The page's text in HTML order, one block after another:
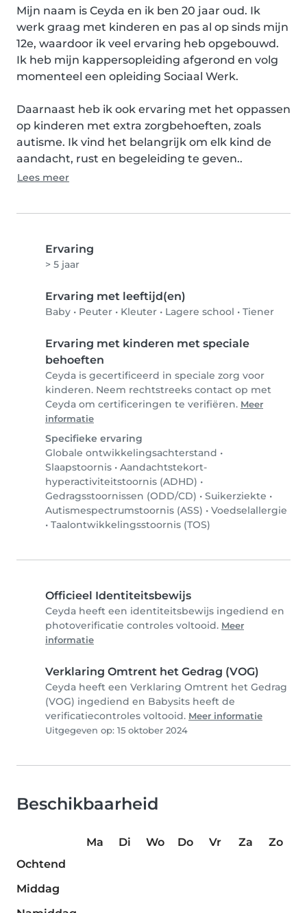
Mijn naam is Ceyda en ik ben 20 jaar oud. Ik
werk graag met kinderen en pas al op sinds mijn
12e, waardoor ik veel ervaring heb opgebouwd.
Ik heb mijn kappersopleiding afgerond en volg
momenteel een opleiding Sociaal Werk.
Daarnaast heb ik ook ervaring met het oppassen
op kinderen met extra zorgbehoeften, zoals
autisme. Ik vind het belangrijk om elk kind de
aandacht, rust en begeleiding te geven..
Lees meer
Ervaring
> 5 jaar
Ervaring met leeftijd(en)
Baby • Peuter • Kleuter • Lagere school • Tiener
Ervaring met kinderen met speciale
behoeften
Ceyda is gecertificeerd in speciale zorg voor
kinderen. Neem rechtstreeks contact op met
Ceyda om certificeringen te verifiëren. Meer
informatie
Specifieke ervaring
Globale ontwikkelingsachterstand •
Slaapstoornis • Aandachtstekort-
hyperactiviteitstoornis (ADHD) •
Gedragsstoornissen (ODD/CD) • Suikerziekte •
Autismespectrumstoornis (ASS) • Voedselallergie
• Taalontwikkelingsstoornis (TOS)
Officieel Identiteitsbewijs
Ceyda heeft een identiteitsbewijs ingediend en
photoverificatie controles voltooid. Meer
informatie
Verklaring Omtrent het Gedrag (VOG)
Ceyda heeft een Verklaring Omtrent het Gedrag
(VOG) ingediend en Babysits heeft de
verificatiecontroles voltooid. Meer informatie
Uitgegeven op: 15 oktober 2024
Beschikbaarheid
Ma Di Wo Do Vr Za
Zo
Ochtend
Middag